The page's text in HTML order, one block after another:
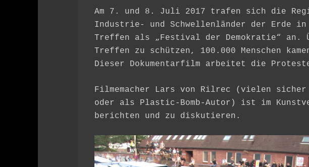
Am 7. und 8. Juli 2017 trafen sich die
Industrie- und Schwellenländer der Erde in
Treffen als „Festival der Demokratie“ an.
Treffen zu schützen, 100.000 Menschen
Dieser Dokumentarfilm arbeitet die
Filmemacher Lars von Rilrec (vielen
oder als Plastic-Bomb-Autor) ist im
berichten und zu diskutieren.